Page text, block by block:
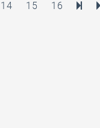
14 15 16